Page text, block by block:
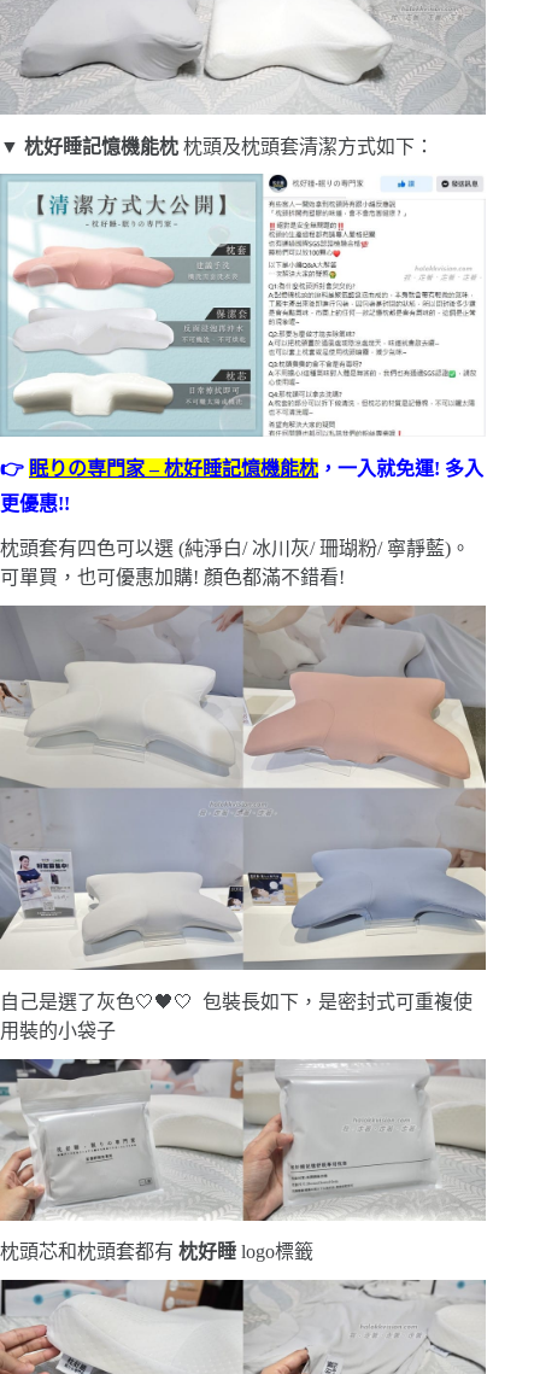
▼ 枕好睡記憶機能枕 枕頭及枕頭套清潔方式如下：
👉 眠りの専門家 – 枕好睡記憶機能枕 ，一入就免運! 多入
更優惠!!
枕頭套有四色可以選 (純淨白/ 冰川灰/ 珊瑚粉/ 寧靜藍)。
可單買，也可優惠加購! 顏色都滿不錯看!
自己是選了灰色🤍🖤🤍 包裝長如下，是密封式可重複使
用裝的小袋子
枕頭芯和枕頭套都有 枕好睡 logo標籤